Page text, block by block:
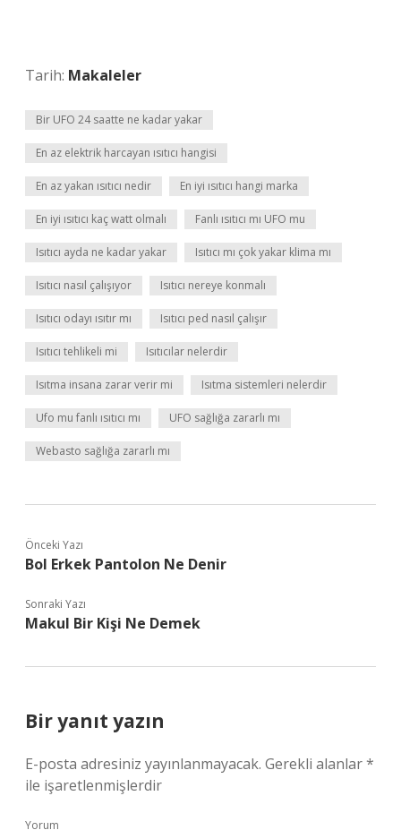
Tarih: Makaleler
Bir UFO 24 saatte ne kadar yakar
En az elektrik harcayan ısıtıcı hangisi
En az yakan ısıtıcı nedir En iyi ısıtıcı hangi marka
En iyi ısıtıcı kaç watt olmalı Fanlı ısıtıcı mı UFO mu
Isıtıcı ayda ne kadar yakar Isıtıcı mı çok yakar klima mı
Isıtıcı nasıl çalışıyor Isıtıcı nereye konmalı
Isıtıcı odayı ısıtır mı Isıtıcı ped nasıl çalışır
Isıtıcı tehlikeli mi Isıtıcılar nelerdir
Isıtma insana zarar verir mi Isıtma sistemleri nelerdir
Ufo mu fanlı ısıtıcı mı UFO sağlığa zararlı mı
Webasto sağlığa zararlı mı
Önceki Yazı
Bol Erkek Pantolon Ne Denir
Sonraki Yazı
Makul Bir Kişi Ne Demek
Bir yanıt yazın
E-posta adresiniz yayınlanmayacak. Gerekli alanlar*
ile işaretlenmişlerdir
Yorum